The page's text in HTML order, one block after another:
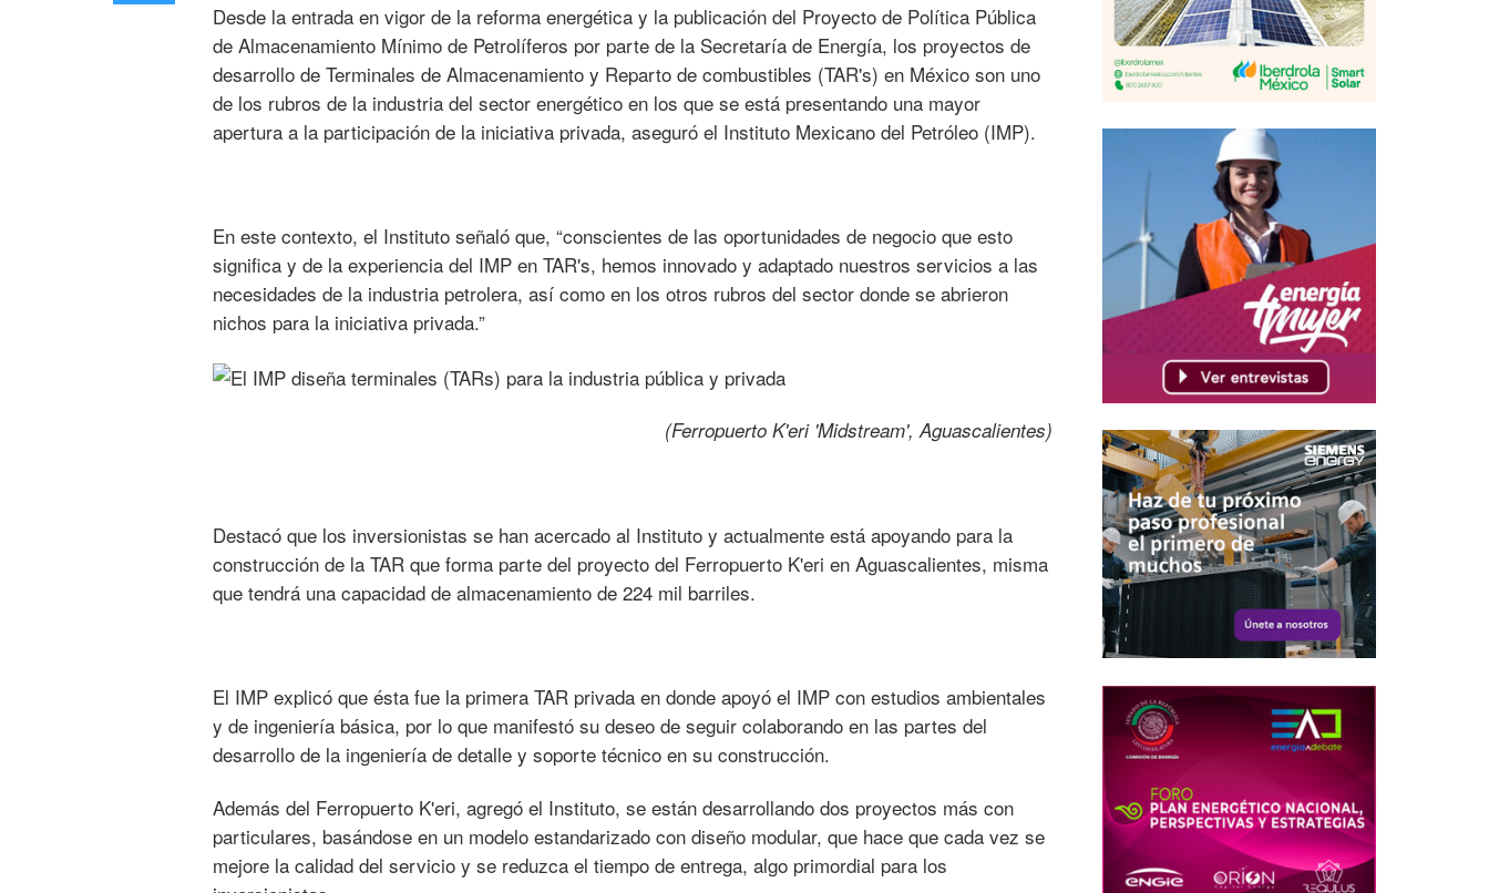
Desde la entrada en vigor de la reforma energética y la publicación del Proyecto de Política Pública
de Almacenamiento Mínimo de Petrolíferos por parte de la Secretaría de Energía, los proyectos de
desarrollo de Terminales de Almacenamiento y Reparto de combustibles (TAR's) en México son uno
de los rubros de la industria del sector energético en los que se está presentando una mayor
apertura a la participación de la iniciativa privada, aseguró el Instituto Mexicano del Petróleo (IMP).
En este contexto, el Instituto señaló que, “conscientes de las oportunidades de negocio que esto
significa y de la experiencia del IMP en TAR's, hemos innovado y adaptado nuestros servicios a las
necesidades de la industria petrolera, así como en los otros rubros del sector donde se abrieron
nichos para la iniciativa privada.”
(Ferropuerto K'eri 'Midstream', Aguascalientes)
Destacó que los inversionistas se han acercado al Instituto y actualmente está apoyando para la
construcción de la TAR que forma parte del proyecto del Ferropuerto K'eri en Aguascalientes, misma
que tendrá una capacidad de almacenamiento de 224 mil barriles.
El IMP explicó que ésta fue la primera TAR privada en donde apoyó el IMP con estudios ambientales
y de ingeniería básica, por lo que manifestó su deseo de seguir colaborando en las partes del
desarrollo de la ingeniería de detalle y soporte técnico en su construcción.
Además del Ferropuerto K'eri, agregó el Instituto, se están desarrollando dos proyectos más con
particulares, basándose en un modelo estandarizado con diseño modular, que hace que cada vez se
mejore la calidad del servicio y se reduzca el tiempo de entrega, algo primordial para los